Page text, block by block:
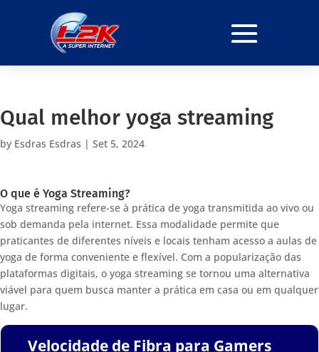
Qual melhor yoga streaming
by Esdras Esdras | Set 5, 2024
O que é Yoga Streaming?
Yoga streaming refere-se à prática de yoga transmitida ao vivo ou
sob demanda pela internet. Essa modalidade permite que
praticantes de diferentes níveis e locais tenham acesso a aulas de
yoga de forma conveniente e flexível. Com a popularização das
plataformas digitais, o yoga streaming se tornou uma alternativa
viável para quem busca manter a prática em casa ou em qualquer
lugar.
Velocidade de Fibra para Gamers